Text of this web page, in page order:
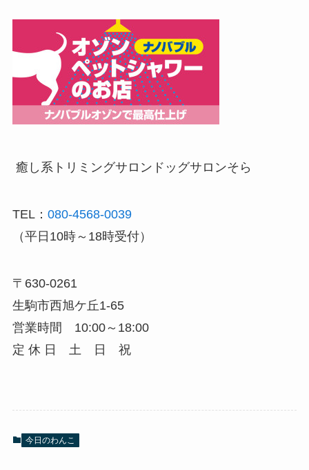
癒し系トリミングサロン ドッグサロンそら
TEL： 080-4568-0039
（平日10時～18時受付）
〒630-0261
生駒市西旭ケ丘1-65
営業時間 10:00～18:00
定 休 日 土 日 祝
今日のわんこ